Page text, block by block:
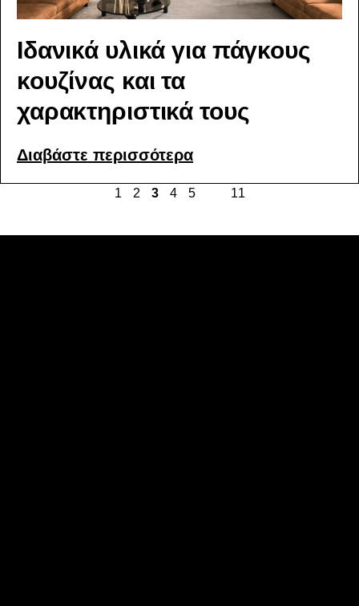
Ιδανικά υλικά για πάγκους
κουζίνας και τα
χαρακτηριστικά τους
Διαβάστε περισσότερα
1 2 3 4 5 11